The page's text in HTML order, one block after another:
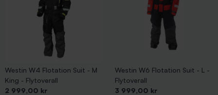
Westin W4 Flotation Suit - M
King - Flytoverall
Pris
2 999,00 kr
Westin W6 Flotation Suit - L -
Flytoverall
Pris
3 999,00 kr